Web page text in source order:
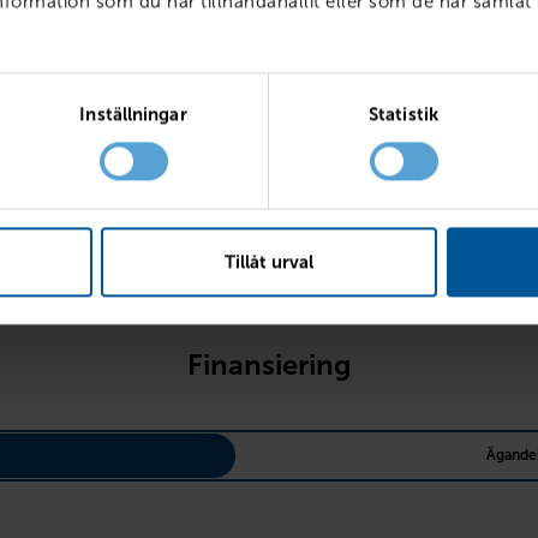
Inställningar Statistik
Tillåt urval
Läs mer
Finansiering